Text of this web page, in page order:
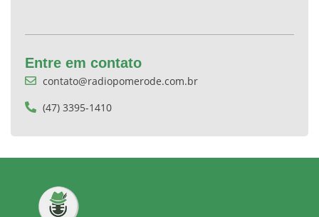
Entre em contato
contato@radiopomerode.com.br
(47) 3395-1410